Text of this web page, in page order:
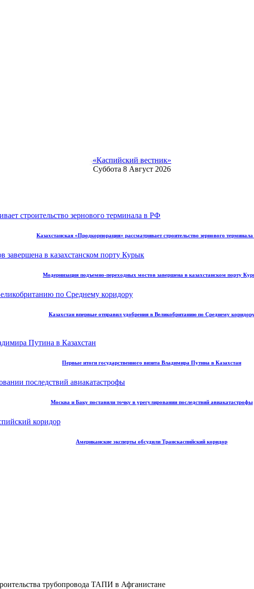
«Каспийский вестник»
Суббота 8 Август 2026
Казахстанская «Продкорпорация» рассматривает строительство зернового
Модернизация подъемно-переходных мостов завершена в казахстанском порту
Казахстан впервые отправил удобрения в Великобританию по Среднему
Первые итоги государственного визита Владимира Путина в Казахстан
Москва и Баку поставили точку в урегулировании последствий авиакатастрофы
Американские эксперты обсудили Транскаспийский коридор
трубопровода ТАПИ в Афганистане